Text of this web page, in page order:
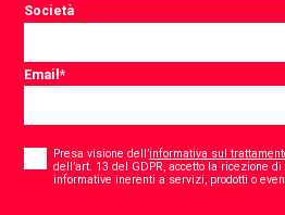
Società
Email*
Presa visione dell’informativa sul
dell’art. 13 del GDPR, accetto la ricezione
informative inerenti a servizi, prodotti o